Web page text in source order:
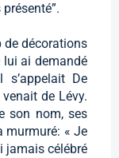
de décorations
lui ai demandé
De
de Lévy.
son nom, ses
murmuré: « Je
jamais célébré